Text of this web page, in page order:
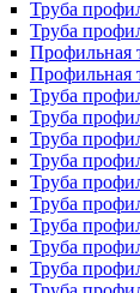
Труба
Труба
Профильная
Профильная
Труба
Труба
Труба
Труба
Труба
Труба
Труба
Труба
Труба